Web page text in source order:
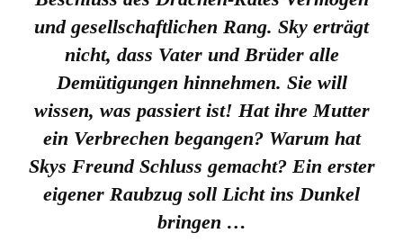
und gesellschaftlichen Rang. Sky erträgt
nicht, dass Vater und Brüder alle
Demütigungen hinnehmen. Sie will
wissen, was passiert ist! Hat ihre Mutter
ein Verbrechen begangen? Warum hat
Skys Freund Schluss gemacht? Ein erster
eigener Raubzug soll Licht ins Dunkel
bringen …